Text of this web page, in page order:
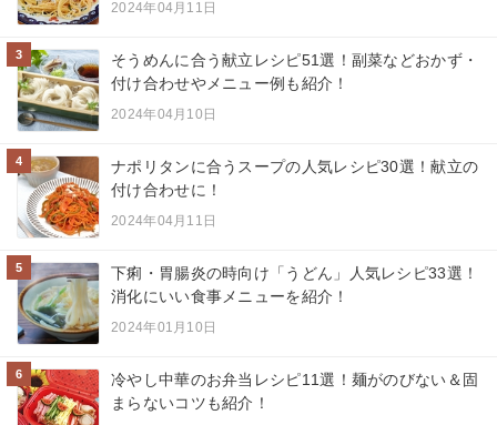
2024年04月11日
3
そうめんに合う献立レシピ51選！副菜などおかず・
付け合わせやメニュー例も紹介！
2024年04月10日
4
ナポリタンに合うスープの人気レシピ30選！献立の
付け合わせに！
2024年04月11日
5
下痢・胃腸炎の時向け「うどん」人気レシピ33選！
消化にいい食事メニューを紹介！
2024年01月10日
6
冷やし中華のお弁当レシピ11選！麺がのびない＆固
まらないコツも紹介！